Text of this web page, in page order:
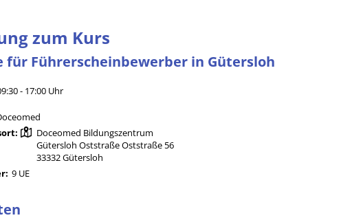
zum Kurs
für Führerscheinbewerber in Gütersloh
- 17:00 Uhr
Doceomed Bildungszentrum
Gütersloh Oststraße Oststraße 56
33332 Gütersloh
9 UE